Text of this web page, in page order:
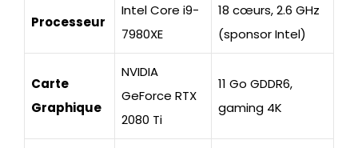
Processeur
Intel Core i9-
7980XE
18 cœurs, 2.6 GHz
(sponsor Intel)
Carte
Graphique
NVIDIA
GeForce RTX
2080 Ti
11 Go GDDR6,
gaming 4K